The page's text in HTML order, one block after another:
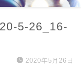
5-26_16-
2020年5月26日